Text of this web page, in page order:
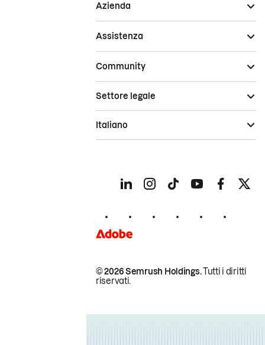
Azienda
Assistenza
Community
© 2026 Semrush Holdings.Tutti i diritti
riservati.
Settore legale
Italiano